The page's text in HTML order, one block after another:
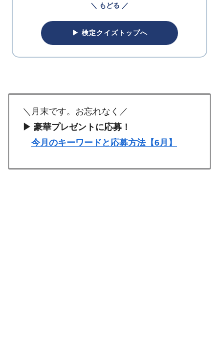
＼ もどる ／
▶ 検定クイズトップへ
＼月末です。お忘れなく／
▶ 豪華プレゼントに応募！
今月のキーワードと応募方法【6月】